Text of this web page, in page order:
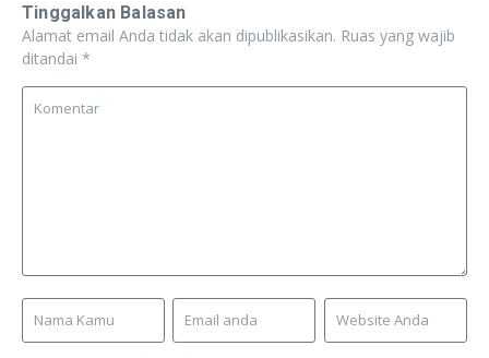
Tinggalkan Balasan
Alamat email Anda tidak akan dipublikasikan. Ruas yang wajib
ditandai *